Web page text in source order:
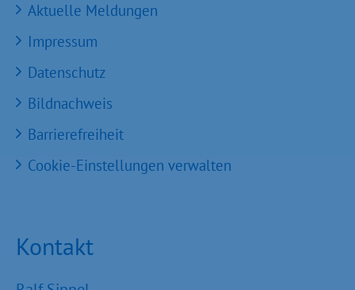
Aktuelle Meldungen
Impressum
Datenschutz
Bildnachweis
Barrierefreiheit
Cookie-Einstellungen verwalten
Kontakt